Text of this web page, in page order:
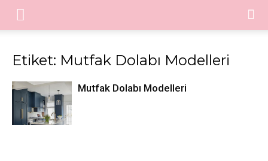
Etiket: Mutfak Dolabı Modelleri
Mutfak Dolabı Modelleri